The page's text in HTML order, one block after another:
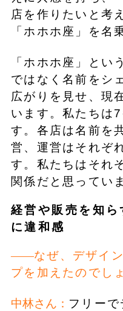
店を作りたいと考
「ホホホ座」を名
「ホホホ座」とい
ではなく名前をシ
広がりを見せ、現
います。私たちは
す。各店は名前を
営、運営はそれぞ
す。私たちはそれ
関係だと思ってい
経営や販売を知ら
に違和感
なぜ、デザイ
プを加えたのでし
中林さん： フリー